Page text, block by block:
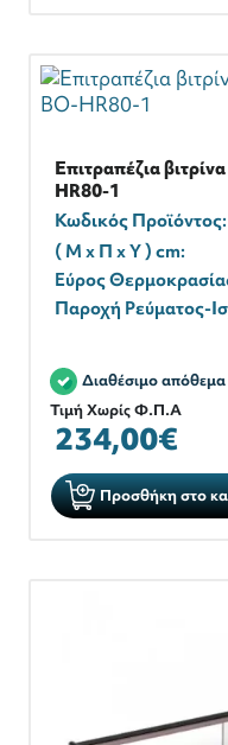
Επιτραπέζια
HR80-1
Κωδικός Προϊόντος:
( M x Π x Y ) cm:
Εύρος
Παροχή Ρεύματος-
Διαθέσιμο απόθεμα
Τιμή Χωρίς Φ.Π.Α
234,00€
Προσθήκη στο